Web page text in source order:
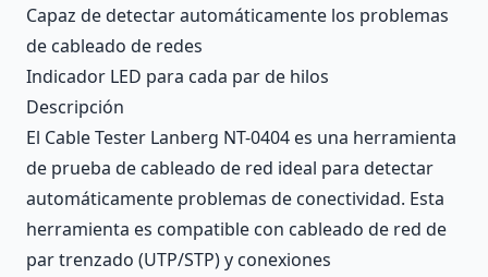
Capaz de detectar automáticamente los problemas
de cableado de redes
Indicador LED para cada par de hilos
Descripción
El Cable Tester Lanberg NT-0404 es una herramienta
de prueba de cableado de red ideal para detectar
automáticamente problemas de conectividad. Esta
herramienta es compatible con cableado de red de
par trenzado (UTP/STP) y conexiones